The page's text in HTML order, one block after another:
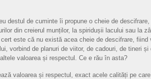
destul de cuminte îi propune o cheie de
din creierul munților, la spiridușii lacului sau la
este că nu există acea cheie de descifrare, fiind
vorbind de planuri de viitor, de cadouri, de tineri și
valoarea și respectul. Ce e rău în asta?
valoarea și respectul, exact acele calități pe